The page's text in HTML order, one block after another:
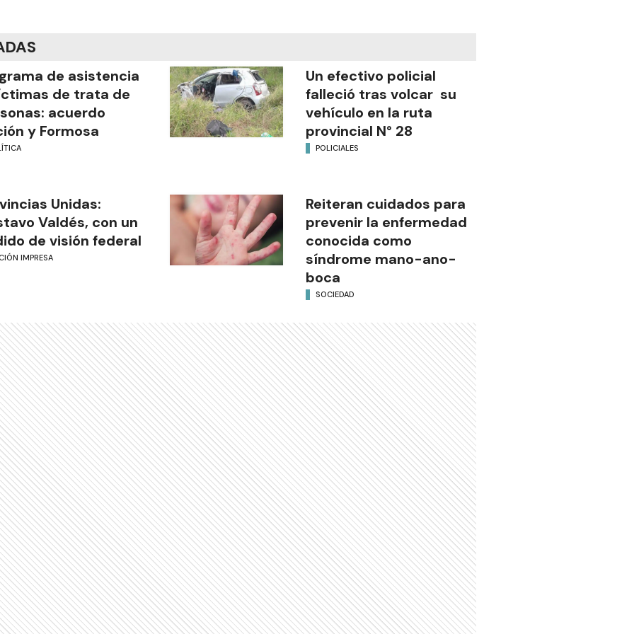
de asistencia
de trata de
acuerdo
y Formosa
Un efectivo policial
falleció tras volcar su
vehículo en la ruta
provincial N° 28
POLICIALES
Unidas:
Valdés, con un
de visión federal
IMPRESA
Reiteran cuidados para
prevenir la enfermedad
conocida como
síndrome mano-ano-
boca
SOCIEDAD